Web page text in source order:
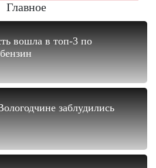
Главное
вошла в топ-3 по
заблудились